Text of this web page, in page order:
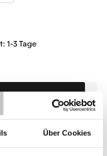
Über Cookies
gewünschten
1-3 Tage